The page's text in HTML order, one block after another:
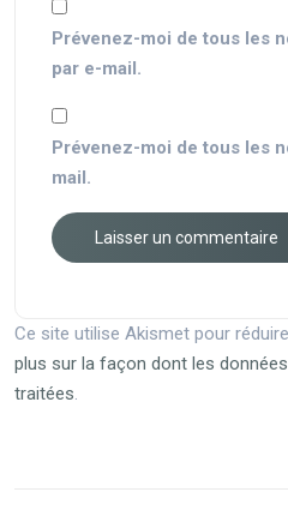
Prévenez-moi de tous les
par e-mail.
Prévenez-moi de tous les
mail.
Ce site utilise Akismet pour
plus sur la façon dont les
traitées.